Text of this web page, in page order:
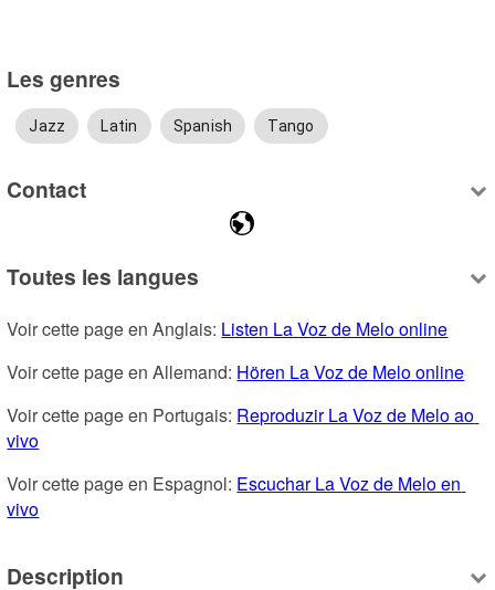
Les genres
Jazz Latin Spanish Tango
Contact
Toutes les langues
Voir cette page en Anglais: Listen La Voz de Melo online
Voir cette page en Allemand: Hören La Voz de Melo online
Voir cette page en Portugais: Reproduzir La Voz de Melo ao
vivo
Voir cette page en Espagnol: Escuchar La Voz de Melo en
vivo
Description